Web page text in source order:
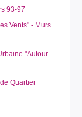
93-97
Vents" - Murs
"Autour
Quartier